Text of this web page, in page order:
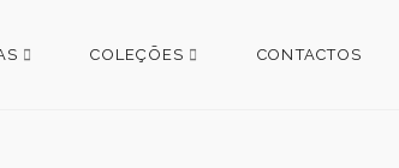
COLEÇÕES CONTACTOS